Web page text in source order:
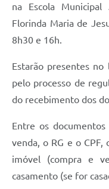
na Escola
Florinda Maria de
8h30 e 16h.
Estarão presentes no
pelo processo de
do recebimento dos
Entre os
venda, o RG e o
imóvel (compra e
casamento (se for